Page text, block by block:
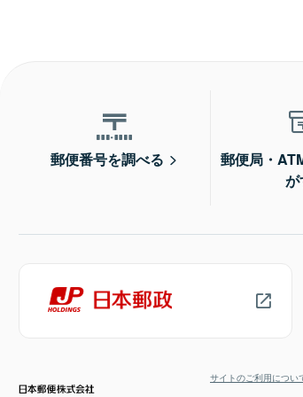
郵便番号を調べる
郵便局・
が
サイトのご利用につい